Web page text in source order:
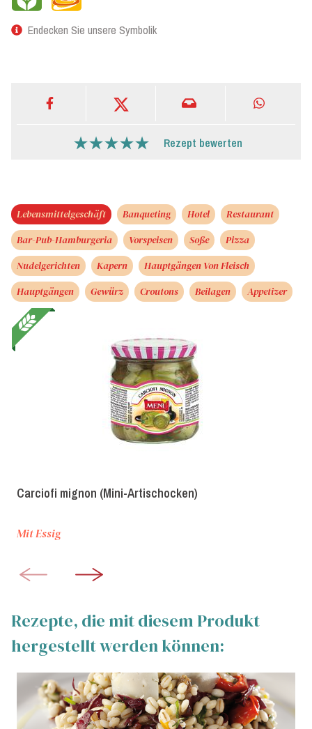
Endecken Sie unsere Symbolik
Rezept bewerten
Lebensmittelgeschäft Banqueting Hotel
Restaurant
Bar-Pub-Hamburgeria
Vorspeisen Soße
Pizza
Nudelgerichten
Kapern
Hauptgängen Von Fleisch
Hauptgängen
Gewürz Croutons Beilagen Appetizer
Carciofi mignon (Mini-Artischocken)
Mit Essig
Rezepte, die mit diesem Produkt
hergestellt werden können: